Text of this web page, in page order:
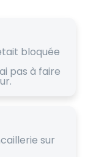
bloquée
pas à faire
sur